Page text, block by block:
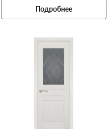
Подробнее